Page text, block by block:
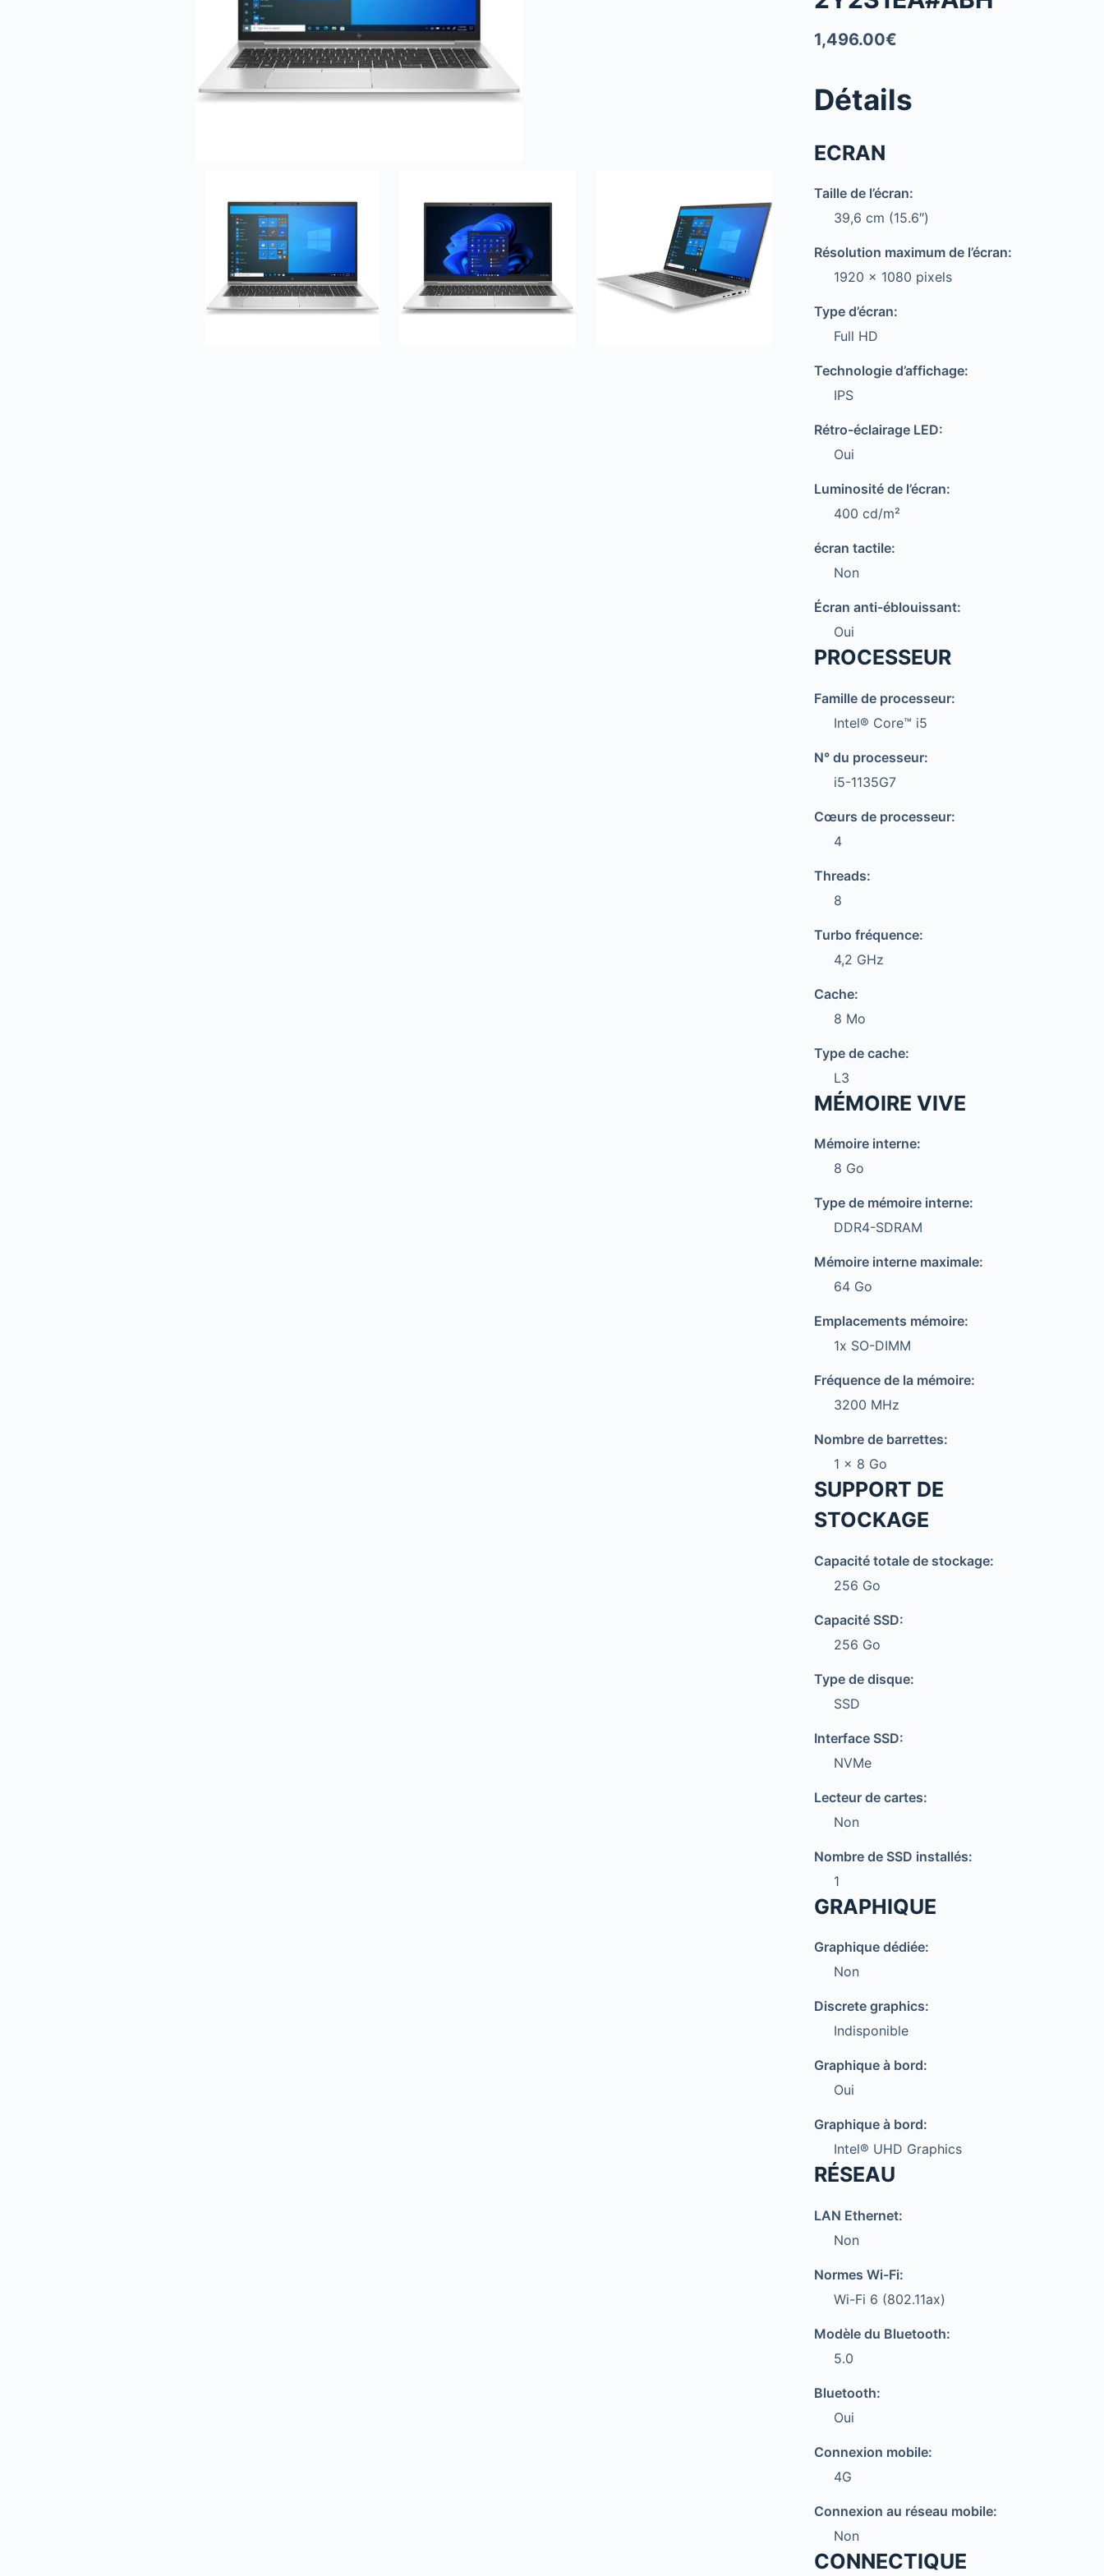
1,496.00€
Détails
ECRAN
Taille de l’écran:
39,6 cm (15.6″)
Résolution maximum de l’écran:
1920 x 1080 pixels
Type d’écran:
Full HD
Technologie d’affichage:
IPS
Rétro-éclairage LED:
Oui
Luminosité de l’écran:
400 cd/m²
écran tactile:
Non
Écran anti-éblouissant:
Oui
PROCESSEUR
Famille de processeur:
Intel® Core™ i5
N° du processeur:
i5-1135G7
Cœurs de processeur:
4
Threads:
8
Turbo fréquence:
4,2 GHz
Cache:
8 Mo
Type de cache:
L3
MÉMOIRE VIVE
Mémoire interne:
8 Go
Type de mémoire interne:
DDR4-SDRAM
Mémoire interne maximale:
64 Go
Emplacements mémoire:
1x SO-DIMM
Fréquence de la mémoire:
3200 MHz
Nombre de barrettes:
1 x 8 Go
SUPPORT DE
STOCKAGE
Capacité totale de stockage:
256 Go
Capacité SSD:
256 Go
Type de disque:
SSD
Interface SSD:
NVMe
Lecteur de cartes:
Non
Nombre de SSD installés:
1
GRAPHIQUE
Graphique dédiée:
Non
Discrete graphics:
Indisponible
Graphique à bord:
Oui
Graphique à bord:
Intel® UHD Graphics
RÉSEAU
LAN Ethernet:
Non
Normes Wi-Fi:
Wi-Fi 6 (802.11ax)
Modèle du Bluetooth:
5.0
Bluetooth:
Oui
Connexion mobile:
4G
Connexion au réseau mobile:
Non
CONNECTIQUE